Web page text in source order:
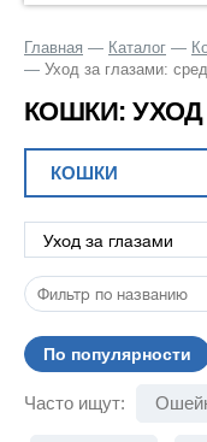
Главная Каталог
Уход за глазами:
КОШКИ:
КОШКИ
По популярности
Часто ищут: